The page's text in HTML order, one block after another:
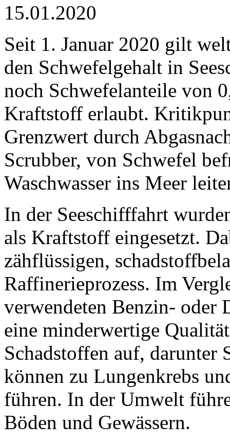
15.01.2020
Seit 1. Januar 2020 gilt
den Schwefelgehalt in
noch Schwefelanteile von
Kraftstoff erlaubt.
Grenzwert durch
Scrubber, von Schwefel
Waschwasser ins Meer
In der Seeschifffahrt
als Kraftstoff eingesetzt.
zähflüssigen,
Raffinerieprozess. Im
verwendeten Benzin- oder
eine minderwertige
Schadstoffen auf, darunter
können zu Lungenkrebs
führen. In der Umwelt
Böden und Gewässern.